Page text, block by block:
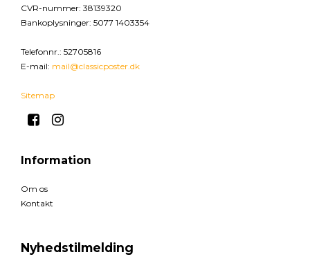
CVR-nummer: 38139320
Bankoplysninger: 5077 1403354
Telefonnr.: 52705816
E-mail: mail@classicposter.dk
Sitemap
Information
Om os
Kontakt
Nyhedstilmelding